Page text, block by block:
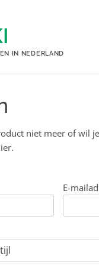
IN NEDERLAND
niet meer of wil
E-